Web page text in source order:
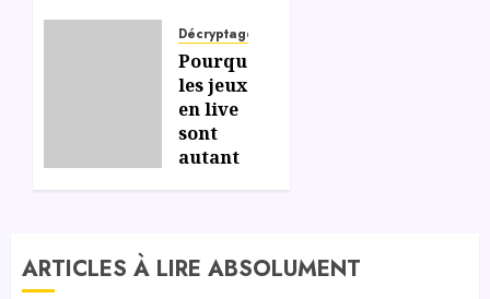
efficacement
votre
liberté
et
votre
indépendance
Décryptage
Pourquoi
les jeux
en live
sont
autant
ligne ?
ARTICLES À LIRE ABSOLUMENT